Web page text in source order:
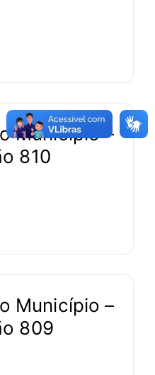
Município –
810
Município –
809